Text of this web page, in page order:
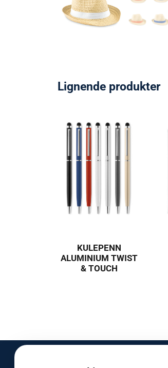
Lignende produkter
KULEPENN
ALUMINIUM TWIST
& TOUCH